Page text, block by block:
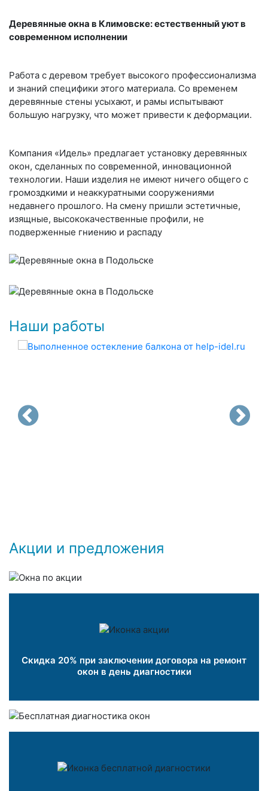
Деревянные окна в Климовске: естественный уют в
современном исполнении
Работа с деревом требует высокого профессионализма
и знаний специфики этого материала. Со временем
деревянные стены усыхают, и рамы испытывают
большую нагрузку, что может привести к деформации.
Компания «Идель» предлагает установку деревянных
окон, сделанных по современной, инновационной
технологии. Наши изделия не имеют ничего общего с
громоздкими и неаккуратными сооружениями
недавнего прошлого. На смену пришли эстетичные,
изящные, высококачественные профили, не
подверженные гниению и распаду
Наши работы
Акции и предложения
Скидка 20% при заключении договора на ремонт
окон в день диагностики